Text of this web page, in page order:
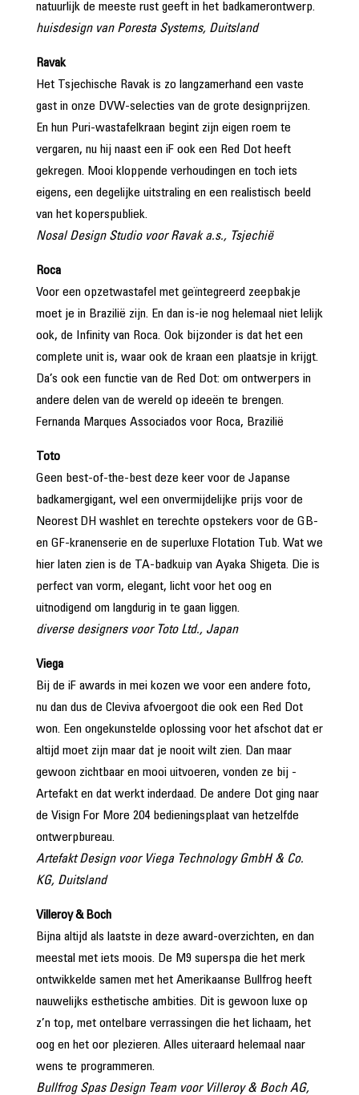
natuurlijk de meeste rust geeft in het badkamerontwerp.
huisdesign van Poresta Systems, Duitsland
Ravak
Het Tsjechische Ravak is zo langzamerhand een vaste
gast in onze DVW-selecties van de grote designprijzen.
En hun Puri-wastafelkraan begint zijn eigen roem te
vergaren, nu hij naast een iF ook een Red Dot heeft
gekregen. Mooi kloppende verhoudingen en toch iets
eigens, een degelijke uitstraling en een realistisch beeld
van het koperspubliek.
Nosal Design Studio voor Ravak a.s., Tsjechië
Roca
Voor een opzetwastafel met geïntegreerd zeepbakje
moet je in Brazilië zijn. En dan is-ie nog helemaal niet lelijk
ook, de Infinity van Roca. Ook bijzonder is dat het een
complete unit is, waar ook de kraan een plaatsje in krijgt.
Da’s ook een functie van de Red Dot: om ontwerpers in
andere delen van de wereld op ideeën te brengen.
Fernanda Marques Associados voor Roca, Brazilië
Toto
Geen best-of-the-best deze keer voor de Japanse
badkamergigant, wel een onvermijdelijke prijs voor de
Neorest DH washlet en terechte opstekers voor de GB-
en GF-kranenserie en de superluxe Flotation Tub. Wat we
hier laten zien is de TA-badkuip van Ayaka Shigeta. Die is
perfect van vorm, elegant, licht voor het oog en
uitnodigend om langdurig in te gaan liggen.
diverse designers voor Toto Ltd., Japan
Viega
Bij de iF awards in mei kozen we voor een andere foto,
nu dan dus de Cleviva afvoergoot die ook een Red Dot
won. Een ongekunstelde oplossing voor het afschot dat er
altijd moet zijn maar dat je nooit wilt zien. Dan maar
gewoon zichtbaar en mooi uitvoeren, vonden ze bij ­
Artefakt en dat werkt inderdaad. De andere Dot ging naar
de Visign For More 204 bedieningsplaat van hetzelfde
ontwerpbureau.
Artefakt Design voor Viega Technology GmbH & Co.
KG, Duitsland
Villeroy & Boch
Bijna altijd als laatste in deze award-overzichten, en dan
meestal met iets moois. De M9 superspa die het merk
ontwikkelde samen met het Amerikaanse Bullfrog heeft
nauwelijks esthetische ambities. Dit is gewoon luxe op
z’n top, met ontelbare verrassingen die het lichaam, het
oog en het oor plezieren. Alles uiteraard helemaal naar
wens te programmeren.
Bullfrog Spas Design Team voor Villeroy & Boch AG,